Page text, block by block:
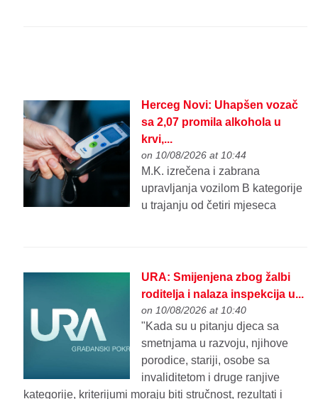
Herceg Novi: Uhapšen vozač
sa 2,07 promila alkohola u
krvi,...
on 10/08/2026 at 10:44
M.K. izrečena i zabrana
upravljanja vozilom B kategorije
u trajanju od četiri mjeseca
URA: Smijenjena zbog žalbi
roditelja i nalaza inspekcija u...
on 10/08/2026 at 10:40
"Kada su u pitanju djeca sa
smetnjama u razvoju, njihove
porodice, stariji, osobe sa
invaliditetom i druge ranjive
kategorije, kriterijumi moraju biti stručnost, rezultati i